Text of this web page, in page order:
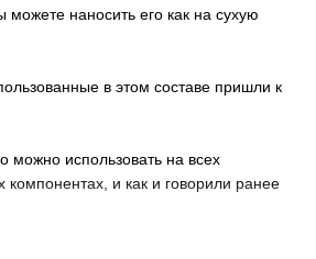
можете наносить его как на сухую
в этом составе пришли к
можно использовать на всех
компонентах, и как и говорили ранее